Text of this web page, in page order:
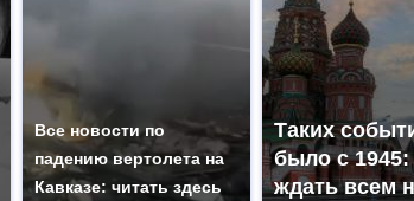
Все новости по
падению вертолета на
Кавказе: читать здесь
Таких
было с 1945:
ждать всем